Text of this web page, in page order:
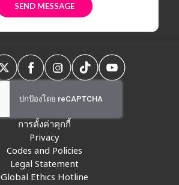
การตั้งค่าคุกกี้
Privacy
Codes and Policies
Legal Statement
Global Ethics Hotline